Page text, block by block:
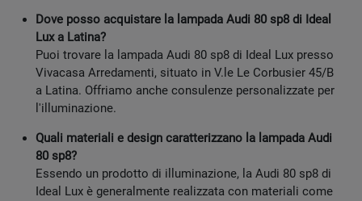
Dove posso acquistare la lampada Audi 80 sp8 di Ideal
Lux a Latina?
Puoi trovare la lampada Audi 80 sp8 di Ideal Lux presso
Vivacasa Arredamenti, situato in V.le Le Corbusier 45/B
a Latina. Offriamo anche consulenze personalizzate per
l'illuminazione.
Quali materiali e design caratterizzano la lampada Audi
80 sp8?
Essendo un prodotto di illuminazione, la Audi 80 sp8 di
Ideal Lux è generalmente realizzata con materiali come